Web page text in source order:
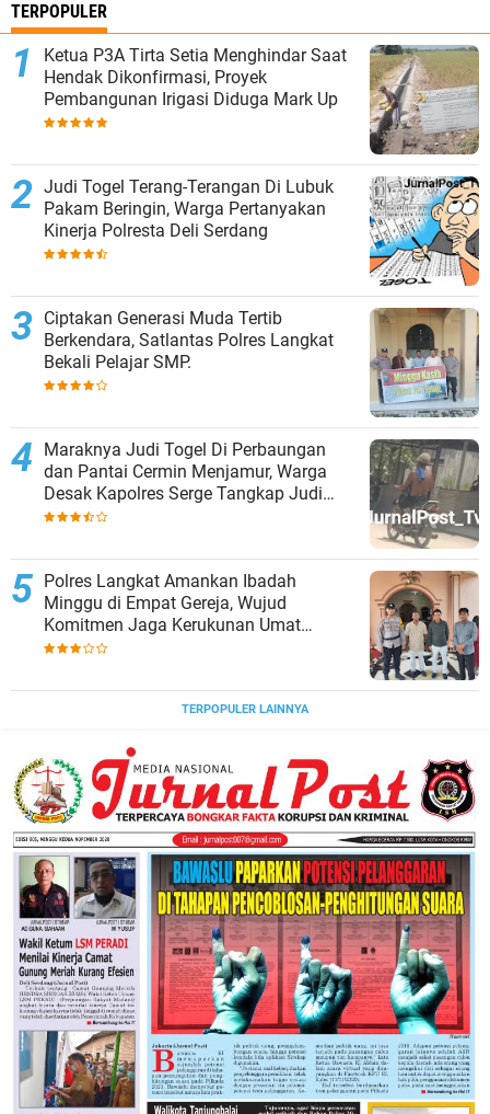
TERPOPULER
Ketua P3A Tirta Setia Menghindar Saat
Hendak Dikonfirmasi, Proyek
Pembangunan Irigasi Diduga Mark Up
Judi Togel Terang-Terangan Di Lubuk
Pakam Beringin, Warga Pertanyakan
Kinerja Polresta Deli Serdang
Ciptakan Generasi Muda Tertib
Berkendara, Satlantas Polres Langkat
Bekali Pelajar SMP.
Maraknya Judi Togel Di Perbaungan
dan Pantai Cermin Menjamur, Warga
Desak Kapolres Serge Tangkap Judi
Togel
Polres Langkat Amankan Ibadah
Minggu di Empat Gereja, Wujud
Komitmen Jaga Kerukunan Umat
Beragama.
TERPOPULER LAINNYA